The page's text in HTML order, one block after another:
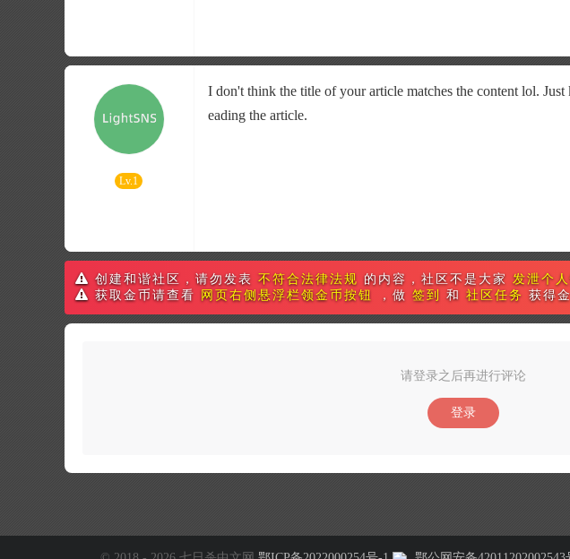
Lv.1
I don't think the title of your article matches the content lol.
eading the article.
创建和谐社区，请勿发表 不符合法律法规 的内容，社区不是大家 发泄个
获取金币请查看
网页右侧悬浮栏领金币按钮 ，做 签到 和 社区任务 获得
请登录之后再进行评论
登录